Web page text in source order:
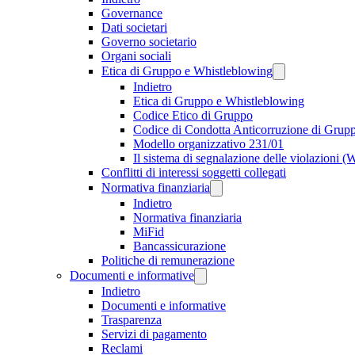
Governance
Dati societari
Governo societario
Organi sociali
Etica di Gruppo e Whistleblowing
Indietro
Etica di Gruppo e Whistleblowing
Codice Etico di Gruppo
Codice di Condotta Anticorruzione di
Modello organizzativo 231/01
Il sistema di segnalazione delle violazioni
Conflitti di interessi soggetti collegati
Normativa finanziaria
Indietro
Normativa finanziaria
MiFid
Bancassicurazione
Politiche di remunerazione
Documenti e informative
Indietro
Documenti e informative
Trasparenza
Servizi di pagamento
Reclami